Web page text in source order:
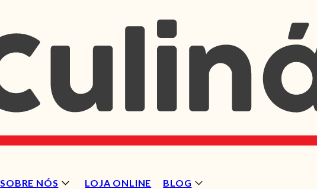
SOBRE NÓS LOJA ONLINE BLOG